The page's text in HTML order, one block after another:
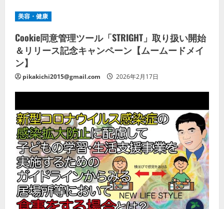
美容・健康
Cookie同意管理ツール「STRIGHT」取り扱い開始
＆リリース記念キャンペーン【ムームードメイ
ン】
pikakichi2015@gmail.com 2026年2月17日